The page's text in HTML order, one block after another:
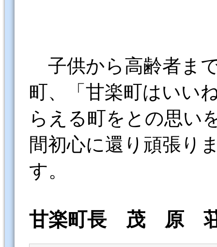
子供から高齢者ま
町、「甘楽町はいい
らえる町をとの思い
間初心に還り頑張り
す。
甘楽町長 茂 原